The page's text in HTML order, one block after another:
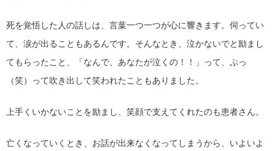
死を覚悟した人の話しは、言葉一つ一つが心に響きます。伺ってい
て、涙が出ることもあるんです。そんなとき、泣かないでと励まし
てもらったこと、「なんで、あなたが泣くの！！」って、ぷっ
（笑）って吹き出して笑われたこともありました。
上手くいかないことを励まし、笑顔で支えてくれたのも患者さん。
亡くなっていくとき、お話が出来なくなってしまうから、いよいよ